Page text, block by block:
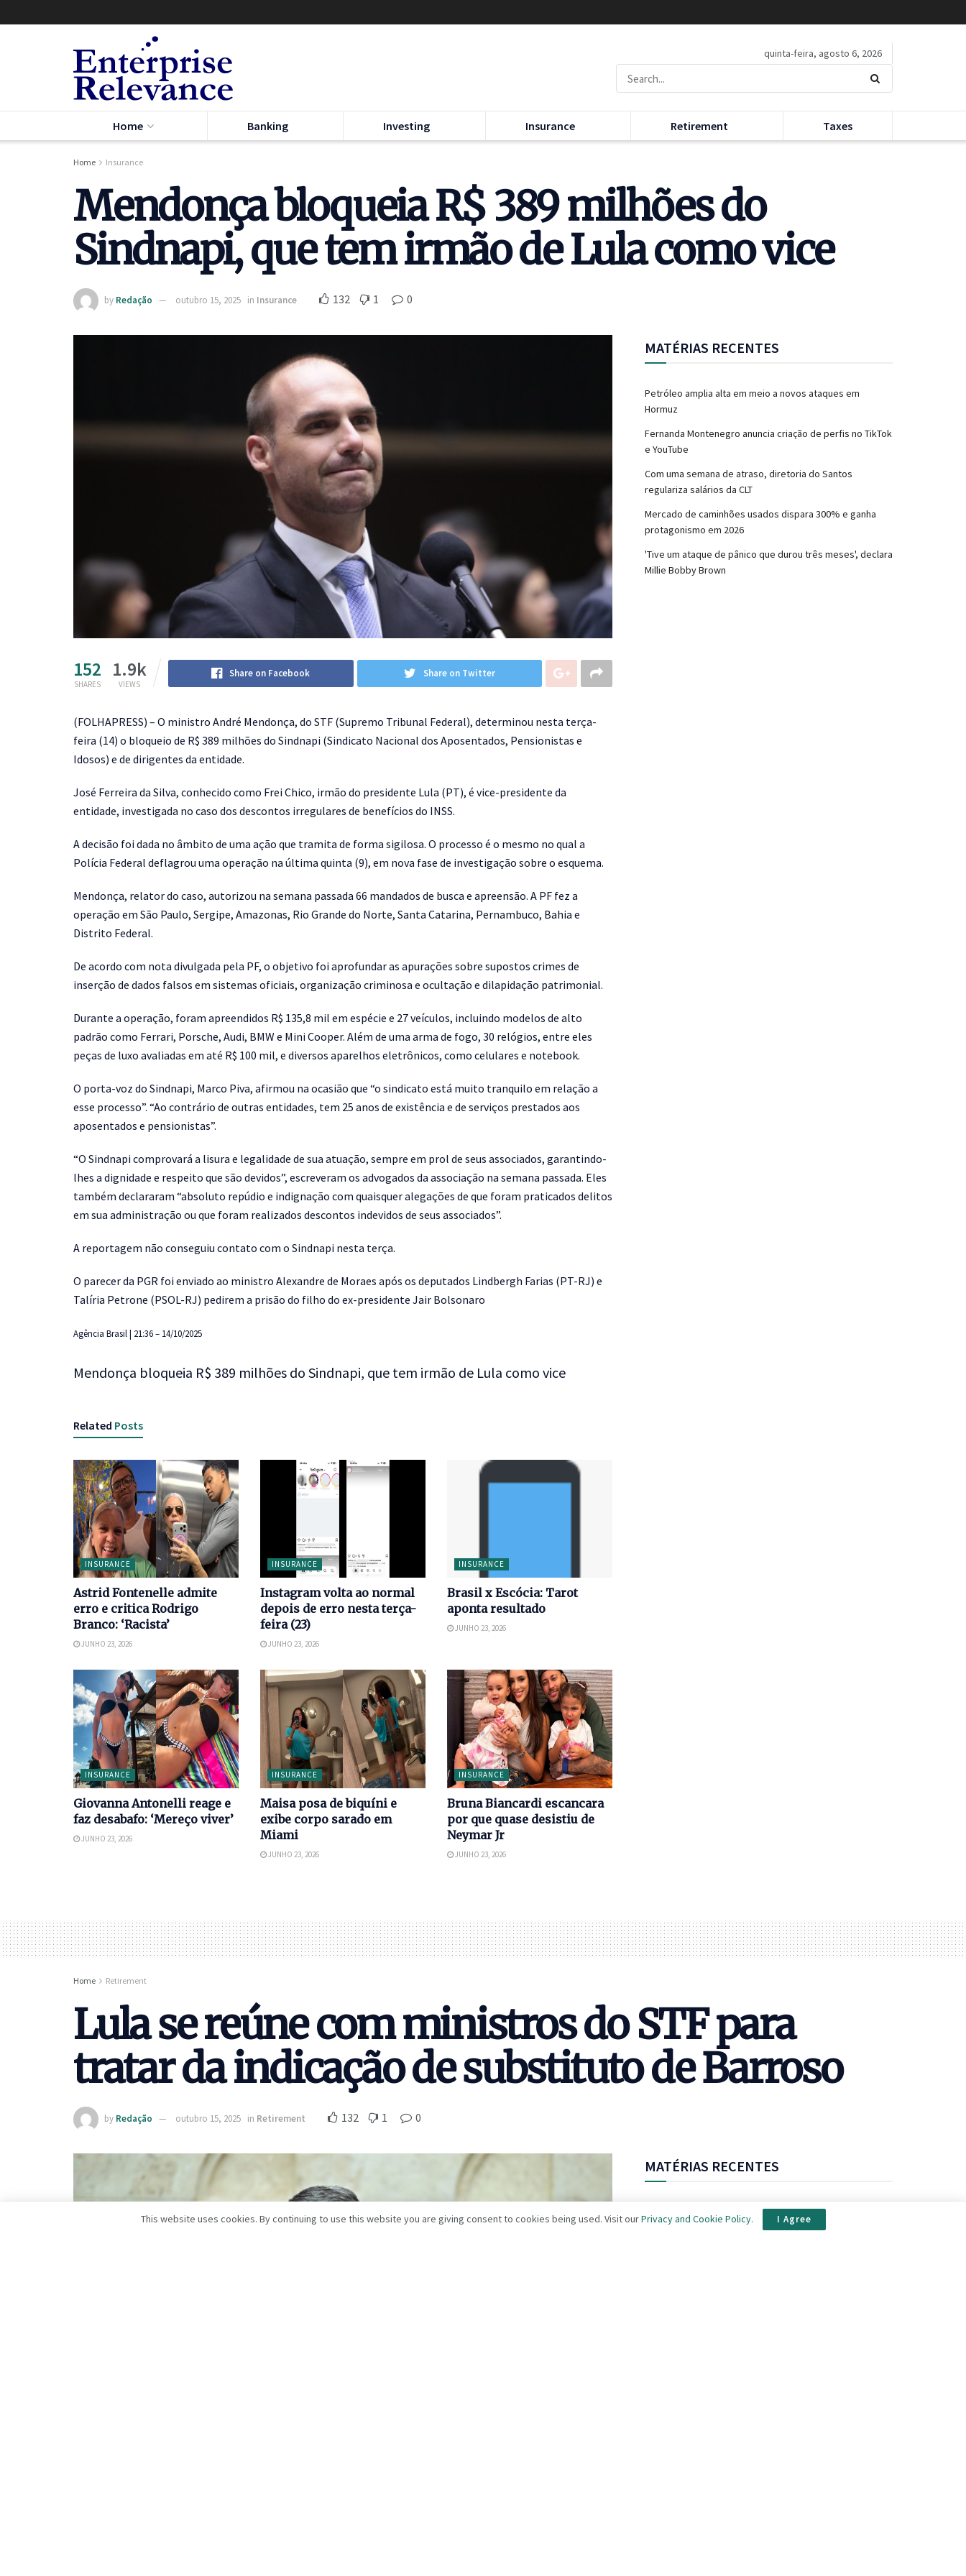
quinta-feira, agosto 6, 2026
Home Banking Investing Insurance Retirement Taxes
Home Insurance
Mendonça bloqueia R$ 389 milhões do
Sindnapi, que tem irmão de Lula como vice
by Redação outubro 15, 2025 in Insurance 132 1 0
152
SHARES
1.9k
VIEWS
Share on Facebook Share on Twitter
(FOLHAPRESS) – O ministro André Mendonça, do STF (Supremo Tribunal Federal), determinou nesta terça-
feira (14) o bloqueio de R$ 389 milhões do Sindnapi (Sindicato Nacional dos Aposentados, Pensionistas e
Idosos) e de dirigentes da entidade.
José Ferreira da Silva, conhecido como Frei Chico, irmão do presidente Lula (PT), é vice-presidente da
entidade, investigada no caso dos descontos irregulares de benefícios do INSS.
A decisão foi dada no âmbito de uma ação que tramita de forma sigilosa. O processo é o mesmo no qual a
Polícia Federal deflagrou uma operação na última quinta (9), em nova fase de investigação sobre o esquema.
Mendonça, relator do caso, autorizou na semana passada 66 mandados de busca e apreensão. A PF fez a
operação em São Paulo, Sergipe, Amazonas, Rio Grande do Norte, Santa Catarina, Pernambuco, Bahia e
Distrito Federal.
De acordo com nota divulgada pela PF, o objetivo foi aprofundar as apurações sobre supostos crimes de
inserção de dados falsos em sistemas oficiais, organização criminosa e ocultação e dilapidação patrimonial.
Durante a operação, foram apreendidos R$ 135,8 mil em espécie e 27 veículos, incluindo modelos de alto
padrão como Ferrari, Porsche, Audi, BMW e Mini Cooper. Além de uma arma de fogo, 30 relógios, entre eles
peças de luxo avaliadas em até R$ 100 mil, e diversos aparelhos eletrônicos, como celulares e notebook.
O porta-voz do Sindnapi, Marco Piva, afirmou na ocasião que “o sindicato está muito tranquilo em relação a
esse processo”. “Ao contrário de outras entidades, tem 25 anos de existência e de serviços prestados aos
aposentados e pensionistas”.
“O Sindnapi comprovará a lisura e legalidade de sua atuação, sempre em prol de seus associados, garantindo-
lhes a dignidade e respeito que são devidos”, escreveram os advogados da associação na semana passada. Eles
também declararam “absoluto repúdio e indignação com quaisquer alegações de que foram praticados delitos
em sua administração ou que foram realizados descontos indevidos de seus associados”.
A reportagem não conseguiu contato com o Sindnapi nesta terça.
O parecer da PGR foi enviado ao ministro Alexandre de Moraes após os deputados Lindbergh Farias (PT-RJ) e
Talíria Petrone (PSOL-RJ) pedirem a prisão do filho do ex-presidente Jair Bolsonaro
Agência Brasil | 21:36 – 14/10/2025
Mendonça bloqueia R$ 389 milhões do Sindnapi, que tem irmão de Lula como vice
Related Posts
INSURANCE
Astrid Fontenelle admite
erro e critica Rodrigo
Branco: ‘Racista’
JUNHO 23, 2026
INSURANCE
Instagram volta ao normal
depois de erro nesta terça-
feira (23)
JUNHO 23, 2026
INSURANCE
Brasil x Escócia: Tarot
aponta resultado
JUNHO 23, 2026
INSURANCE
Giovanna Antonelli reage e
faz desabafo: ‘Mereço viver’
JUNHO 23, 2026
INSURANCE
Maisa posa de biquíni e
exibe corpo sarado em
Miami
JUNHO 23, 2026
INSURANCE
Bruna Biancardi escancara
por que quase desistiu de
Neymar Jr
JUNHO 23, 2026
MATÉRIAS RECENTES
Petróleo amplia alta em meio a novos ataques em
Hormuz
Fernanda Montenegro anuncia criação de perfis no TikTok
e YouTube
Com uma semana de atraso, diretoria do Santos
regulariza salários da CLT
Mercado de caminhões usados dispara 300% e ganha
protagonismo em 2026
'Tive um ataque de pânico que durou três meses', declara
Millie Bobby Brown
Home Retirement
Lula se reúne com ministros do STF para
tratar da indicação de substituto de Barroso
by Redação outubro 15, 2025 in Retirement 132 1 0
MATÉRIAS RECENTES
Petróleo amplia alta em meio a novos ataques em
Hormuz
This website uses cookies. By continuing to use this website you are giving consent to cookies being used. Visit ourPrivacy and Cookie Policy. I Agree